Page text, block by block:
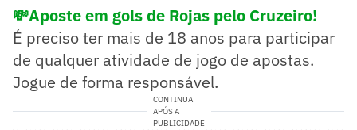
💸Aposte em gols de Rojas pelo Cruzeiro!
É preciso ter mais de 18 anos para participar
de qualquer atividade de jogo de apostas.
Jogue de forma responsável.
CONTINUA
APÓS A
PUBLICIDADE